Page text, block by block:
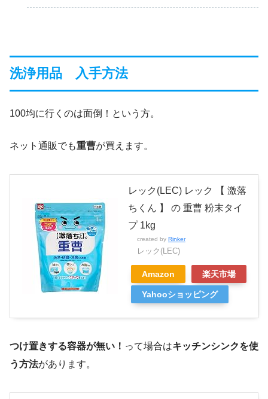
洗浄用品 入手方法
100均に行くのは面倒！という方。
ネット通販でも重曹が買えます。
レック(LEC) レック 【 激落
ちくん 】 の 重曹 粉末タイ
プ 1kg
created by Rinker
レック(LEC)
Amazon 楽天市場
Yahooショッピング
つけ置きする容器が無い！ って場合はキッチンシンクを使
う方法があります。